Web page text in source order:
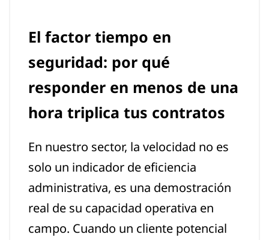
El factor tiempo en
seguridad: por qué
responder en menos de una
hora triplica tus contratos
En nuestro sector, la velocidad no es
solo un indicador de eficiencia
administrativa, es una demostración
real de su capacidad operativa en
campo. Cuando un cliente potencial